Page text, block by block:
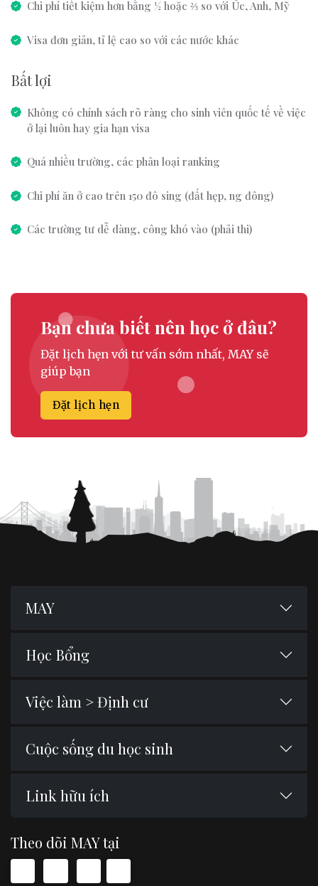
Chi phí tiết kiệm hơn bằng ½ hoặc ⅔ so với Úc, Anh, Mỹ
Visa đơn giản, tỉ lệ cao so với các nước khác
Bất lợi
Không có chính sách rõ ràng cho sinh viên quốc tế về việc
ở lại luôn hay gia hạn visa
Quá nhiều trường, các phân loại ranking
Chi phí ăn ở cao trên 150 đô sing (đất hẹp, ng đông)
Các trường tư dễ dàng, công khó vào (phải thi)
Bạn chưa biết nên học ở đâu?
Đặt lịch hẹn với tư vấn sớm nhất, MAY sẽ
giúp bạn
Đặt lịch hẹn
MAY
Học Bổng
Việc làm > Định cư
Cuộc sống du học sinh
Link hữu ích
Theo dõi MAY tại